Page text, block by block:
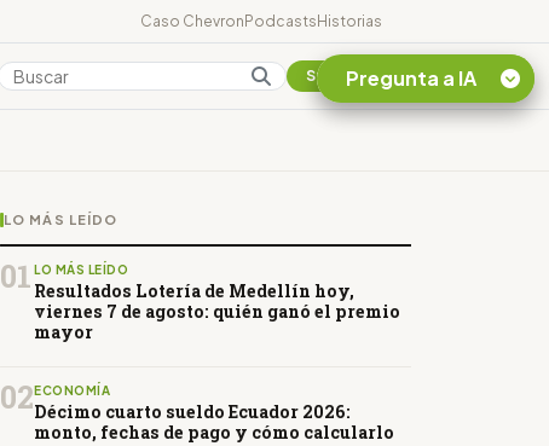
Caso ChevronPodcastsHistorias
Colombia Suscribirse
LO MÁS LEÍDO
01 LO MÁS LEÍDO
Resultados Lotería de Medellín hoy,
viernes 7 de agosto: quién ganó el premio
mayor
02 ECONOMÍA
Décimo cuarto sueldo Ecuador 2026:
monto, fechas de pago y cómo calcularlo
Pregunta a IA
Amazonia Ecuatoriana